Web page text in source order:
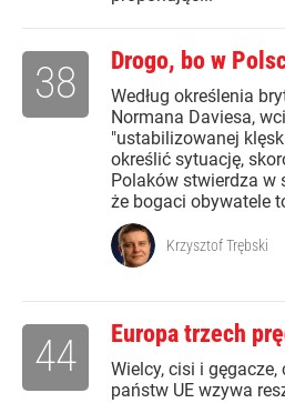
Drogo, bo w
Według określenia
Normana Daviesa,
"ustabilizowanej
określić sytuację,
Polaków stwierdza w
że bogaci obywatele
38
Krzysztof Trębski
Europa trzech
Wielcy, cisi i
państw UE wzywa
44